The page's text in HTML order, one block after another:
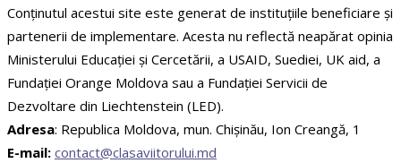
Conținutul acestui site este generat de instituțiile beneficiare și
partenerii de implementare. Acesta nu reflectă neapărat opinia
Ministerului Educației și Cercetării, a USAID, Suediei, UK aid, a
Fundației Orange Moldova sau a Fundației Servicii de
Dezvoltare din Liechtenstein (LED).
Adresa: Republica Moldova, mun. Chişinău, Ion Creangă, 1
E-mail: contact@clasaviitorului.md